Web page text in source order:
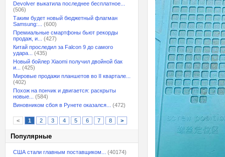
Devolver выкатила последнее бесплатное...
(506)
Таким будет новый бюджетный флагман
Samsung:...
(600)
Премиальные смартфоны бьют рекорды
продаж, и...
(427)
Китай проследил за Falcon 9 до самого
удара...
(435)
Новый бойлер Xiaomi получил двойной бак
и...
(425)
Мировые продажи планшетов во II квартале...
(402)
Похож на пончик и двигается: раскрыты
новые...
(584)
Виновником сбоя в Рунете оказался...
(472)
< 1 2 3 4 5 6 7 8 >
Популярные
США стали главным поставщиком...
(40174)